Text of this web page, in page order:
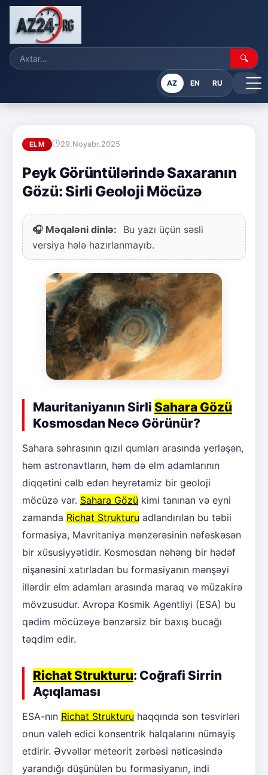
🔍
AZ EN RU
ELM 29.Noyabr.2025
Peyk Görüntülərində Saxaranın
Gözü: Sirli Geoloji Möcüzə
🎧 Məqaləni dinlə:
Bu yazı üçün səsli
versiya hələ hazırlanmayıb.
Mauritaniyanın Sirli Sahara Gözü
Kosmosdan Necə Görünür?
Sahara səhrasının qızıl qumları arasında yerləşən,
həm astronavtların, həm də elm adamlarının
diqqətini cəlb edən heyrətamiz bir geoloji
möcüzə var. Sahara Gözü kimi tanınan və eyni
zamanda Richat Strukturu adlandırılan bu təbii
formasiya, Mavritaniya mənzərəsinin nəfəskəsən
bir xüsusiyyətidir. Kosmosdan nəhəng bir hədəf
nişanəsini xatırladan bu formasiyanın mənşəyi
illərdir elm adamları arasında maraq və müzakirə
mövzusudur. Avropa Kosmik Agentliyi (ESA) bu
qədim möcüzəyə bənzərsiz bir baxış bucağı
təqdim edir.
Richat Strukturu: Coğrafi Sirrin
Açıqlaması
ESA-nın Richat Strukturu haqqında son təsvirləri
onun valeh edici konsentrik halqalarını nümayiş
etdirir. Əvvəllər meteorit zərbəsi nəticəsində
yarandığı düşünülən bu formasiyanın, indi